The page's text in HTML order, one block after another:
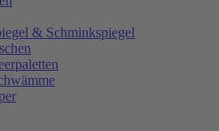
& Schminkspiegel